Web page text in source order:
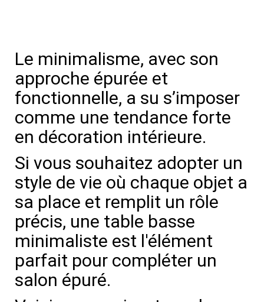
Le minimalisme, avec son
approche épurée et
fonctionnelle, a su s’imposer
comme une tendance forte
en décoration intérieure.
Si vous souhaitez adopter un
style de vie où chaque objet a
sa place et remplit un rôle
précis, une table basse
minimaliste est l'élément
parfait pour compléter un
salon épuré.